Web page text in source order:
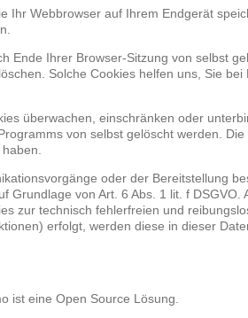
Ihr Webbrowser auf Ihrem Endgerät
Ende Ihrer Browser-Sitzung von selbst
Solche Cookies helfen uns, Sie
überwachen, einschränken oder
von selbst gelöscht werden.
oder der Bereitstellung
von Art. 6 Abs. 1 lit. f DSGVO.
zur technisch fehlerfreien und
erfolgt, werden diese in dieser
ist eine Open Source Lösung.